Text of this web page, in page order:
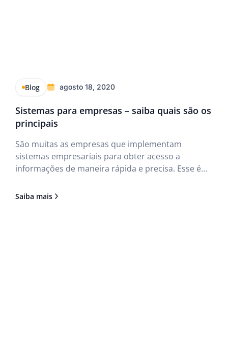
Blog agosto 18, 2020
Sistemas para empresas – saiba quais são os
principais
São muitas as empresas que implementam
sistemas empresariais para obter acesso a
informações de maneira rápida e precisa. Esse é
negócios com o objetivo de aumentar a
Saiba mais